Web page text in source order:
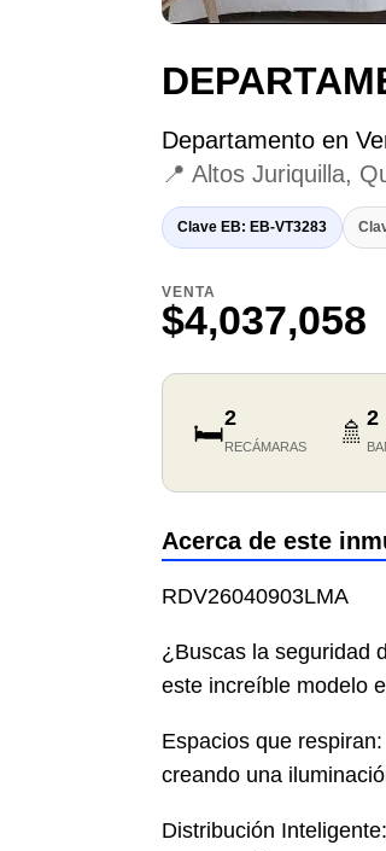
Departamento en
📍 Altos Juriquilla,
Clave EB: EB-VT3283
VENTA
$4,037,058
🛏️2
RECÁMARAS 🚿2
Acerca de este
RDV26040903LMA
¿Buscas la seguridad
este increíble modelo
Espacios que
creando una
Distribución